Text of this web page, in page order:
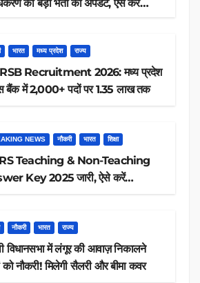
की बड़ी भर्ती का अपडेट, ऐसे करें
भारत मध्य प्रदेश राज्य
Recruitment 2026: मध्य प्रदेश
बैंक में 2,000+ पदों पर 1.35 लाख तक
NEWS नौकरी भारत शिक्षा
Teaching & Non-Teaching
Key 2025 जारी, ऐसे करें
नौकरी भारत राज्य
विधानसभा में लंगूर की आवाज़ निकालने
वालों को नौकरी! मिलेगी सैलरी और बीमा कवर